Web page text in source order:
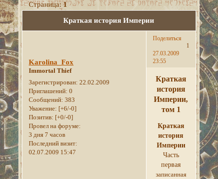
Краткая история Империи
Страница:1
Поделиться
1
27.03.2009
23:55
Karolina_Fox
Immortal Thief
Зарегистрирован: 22.02.2009
Приглашений: 0
Сообщений: 383
Уважение: [+6/-0]
Позитив: [+0/-0]
Провел на форуме:
3 дня 7 часов
Последний визит:
02.07.2009 15:47
Краткая
история
Империи,
том 1
Краткая
история
Империи
Часть
первая
записанная